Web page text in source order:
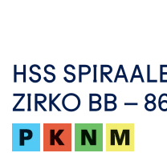
HSS
ZIRKO BB –